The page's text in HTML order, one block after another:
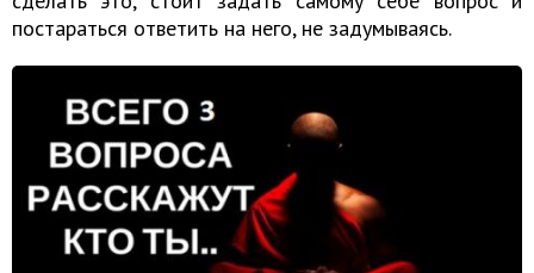
постараться ответить на него, не задумываясь.